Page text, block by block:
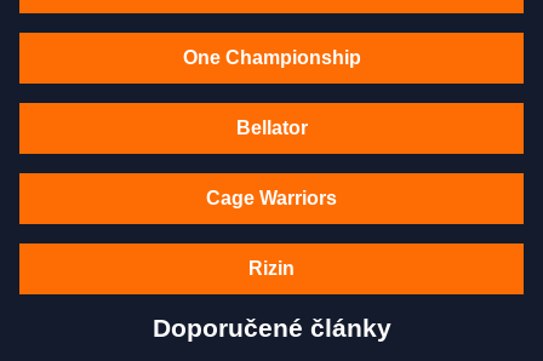
One Championship
Bellator
Cage Warriors
Rizin
Doporučené články